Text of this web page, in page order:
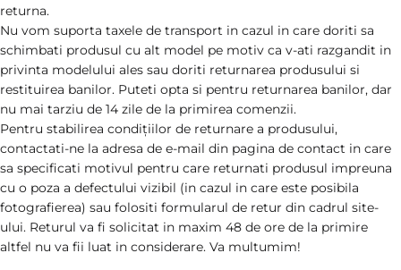
returna.
Nu vom suporta taxele de transport in cazul in care doriti sa
schimbati produsul cu alt model pe motiv ca v-ati razgandit in
privinta modelului ales sau doriti returnarea produsului si
restituirea banilor. Puteti opta si pentru returnarea banilor, dar
nu mai tarziu de 14 zile de la primirea comenzii.
Pentru stabilirea condiţiilor de returnare a produsului,
contactati-ne la adresa de e-mail din pagina de contact in care
sa specificati motivul pentru care returnati produsul impreuna
cu o poza a defectului vizibil (in cazul in care este posibila
fotografierea) sau folositi formularul de retur din cadrul site-
ului. Returul va fi solicitat in maxim 48 de ore de la primire
altfel nu va fii luat in considerare. Va multumim!